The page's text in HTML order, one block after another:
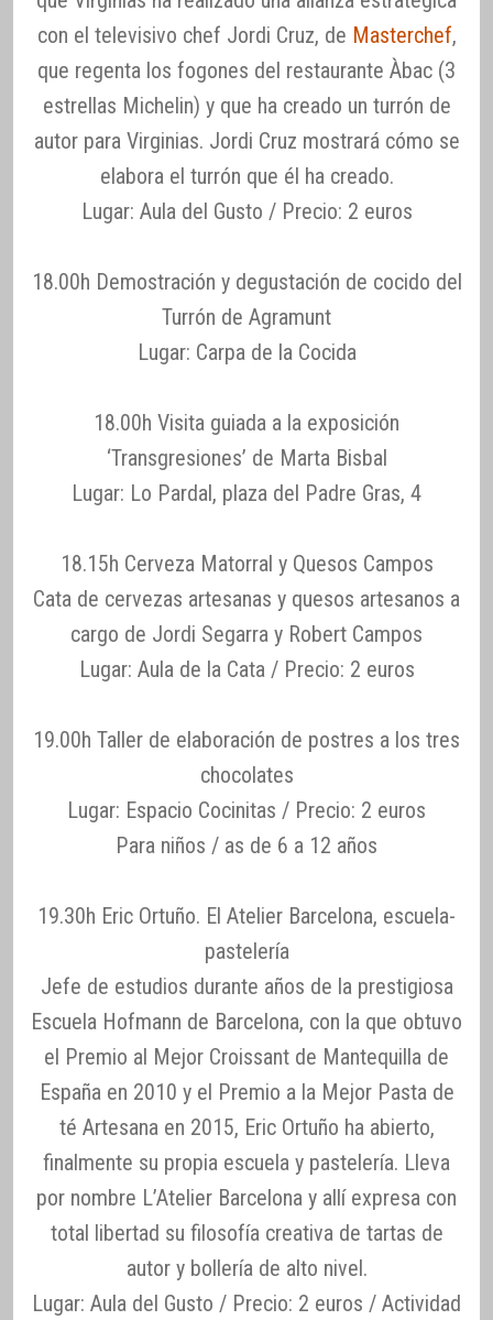
con el televisivo chef Jordi Cruz, de Masterchef,
que regenta los fogones del restaurante Àbac (3
estrellas Michelin) y que ha creado un turrón de
autor para Virginias. Jordi Cruz mostrará cómo se
elabora el turrón que él ha creado.
Lugar: Aula del Gusto / Precio: 2 euros
18.00h Demostración y degustación de cocido del
Turrón de Agramunt
Lugar: Carpa de la Cocida
18.00h Visita guiada a la exposición
‘Transgresiones’ de Marta Bisbal
Lugar: Lo Pardal, plaza del Padre Gras, 4
18.15h Cerveza Matorral y Quesos Campos
Cata de cervezas artesanas y quesos artesanos a
cargo de Jordi Segarra y Robert Campos
Lugar: Aula de la Cata / Precio: 2 euros
19.00h Taller de elaboración de postres a los tres
chocolates
Lugar: Espacio Cocinitas / Precio: 2 euros
Para niños / as de 6 a 12 años
19.30h Eric Ortuño. El Atelier Barcelona, escuela-
pastelería
Jefe de estudios durante años de la prestigiosa
Escuela Hofmann de Barcelona, con la que obtuvo
el Premio al Mejor Croissant de Mantequilla de
España en 2010 y el Premio a la Mejor Pasta de
té Artesana en 2015, Eric Ortuño ha abierto,
finalmente su propia escuela y pastelería. Lleva
por nombre L’Atelier Barcelona y allí expresa con
total libertad su filosofía creativa de tartas de
autor y bollería de alto nivel.
Lugar: Aula del Gusto / Precio: 2 euros / Actividad